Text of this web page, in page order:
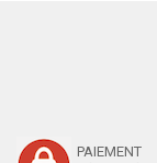
PAIEMENT